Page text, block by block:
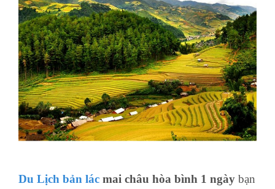
Du Lịch bản lác mai châu hòa bình 1 ngày bạn